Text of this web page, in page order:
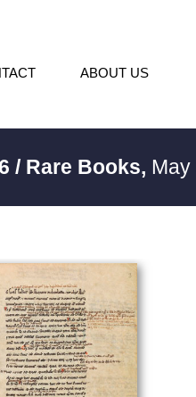
ABOUT US
/ Rare Books, May